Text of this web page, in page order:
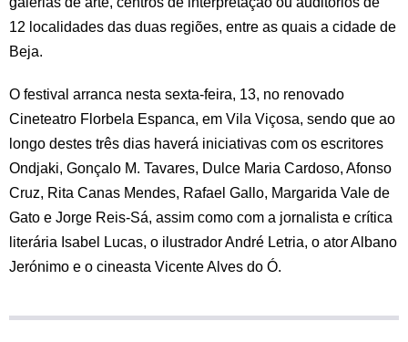
12 localidades das duas regiões, entre as quais a cidade de
Beja.
O festival arranca nesta sexta-feira, 13, no renovado
Cineteatro Florbela Espanca, em Vila Viçosa, sendo que ao
longo destes três dias haverá iniciativas com os escritores
Ondjaki, Gonçalo M. Tavares, Dulce Maria Cardoso, Afonso
Cruz, Rita Canas Mendes, Rafael Gallo, Margarida Vale de
Gato e Jorge Reis-Sá, assim como com a jornalista e crítica
literária Isabel Lucas, o ilustrador André Letria, o ator Albano
Jerónimo e o cineasta Vicente Alves do Ó.